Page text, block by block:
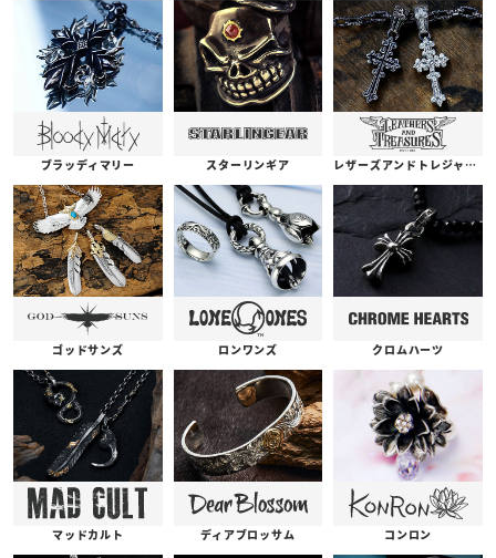
ブラッディマリー スターリンギア レザーズアンドトレジャーズ
ゴッドサンズ ロンワンズ クロムハーツ
マッドカルト ディアブロッサム コンロン